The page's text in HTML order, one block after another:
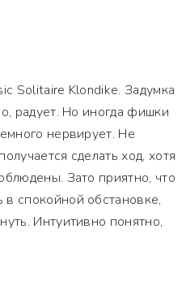
Solitaire Klondike. Задумка
радует. Но иногда фишки
нервирует. Не
сделать ход, хотя
Зато приятно, что
в спокойной обстановке,
Интуитивно понятно,